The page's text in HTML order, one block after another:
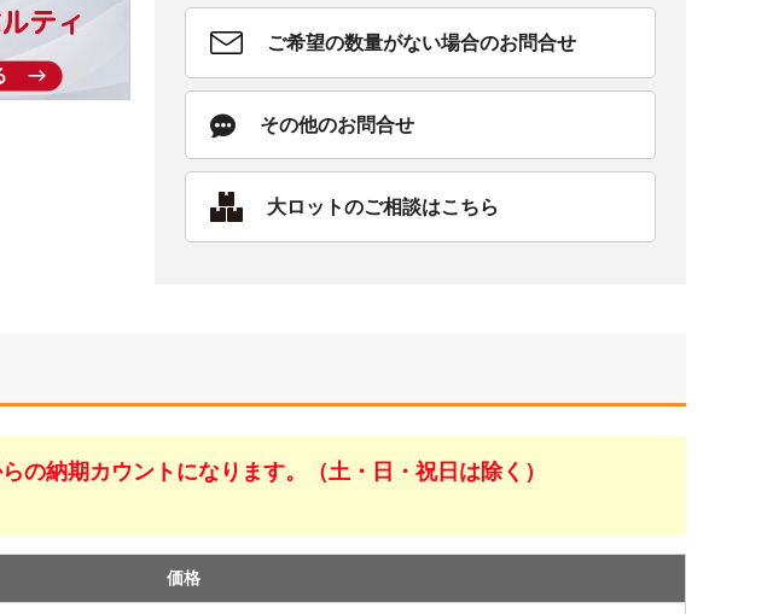
ご希望の数量がない場合のお問合せ
その他のお問合せ
大ロットのご相談はこちら
の納期カウントになります。（土・日・祝日は除く）
価格